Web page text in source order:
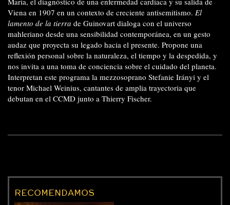
Viena en 1907 en un contexto de creciente antisemitismo. El
lamento de la tierra de Guinovart dialoga con el universo
mahleriano desde una sensibilidad contemporánea, en un gesto
audaz que proyecta su legado hacia el presente. Propone una
reflexión personal sobre la naturaleza, el tiempo y la despedida, y
nos invita a una toma de conciencia sobre el cuidado del planeta.
Interpretan este programa la mezzosoprano Stefanie Irányi y el
tenor Michael Weinius, cantantes de amplia trayectoria que
debutan en el CCMD junto a Thierry Fischer.
RECOMENDAMOS